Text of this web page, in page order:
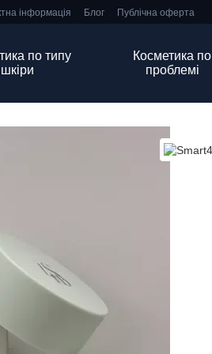
інформація Блог Публічна оферта
по типу
шкіри
Косметика по
проблемі